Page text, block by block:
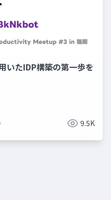
たIDP構築の第一歩を
9.5K